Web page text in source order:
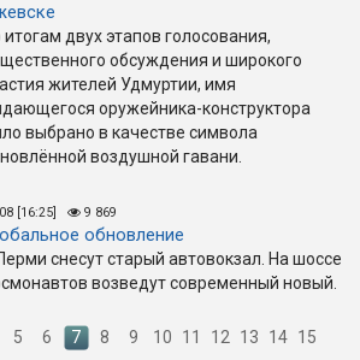
итогам двух этапов голосования,
обсуждения и широкого
жителей Удмуртии, имя
оружейника-конструктора
выбрано в качестве символа
воздушной гавани.
[16:25] 9 869
обновление
снесут старый автовокзал. На шоссе
возведут современный новый.
5 6 7 8 9 10 11 12 13 14 15